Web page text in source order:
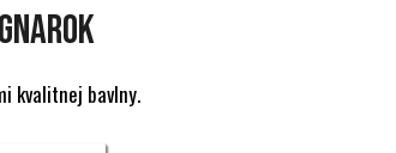
kvalitnej bavlny.